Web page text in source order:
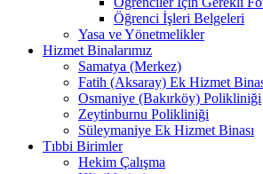
Öğrenci İşleri Belgeleri
Yasa ve Yönetmelikler
Hizmet Binalarımız
Samatya (Merkez)
Fatih (Aksaray) Ek Hizmet
Osmaniye (Bakırköy) Polikliniği
Zeytinburnu Polikliniği
Süleymaniye Ek Hizmet Binası
Tıbbi Birimler
Hekim Çalışma